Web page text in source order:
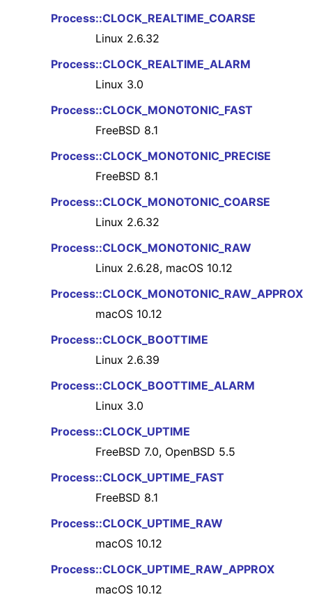
Process::CLOCK_REALTIME_COARSE
Linux 2.6.32
Process::CLOCK_REALTIME_ALARM
Linux 3.0
Process::CLOCK_MONOTONIC_FAST
FreeBSD 8.1
Process::CLOCK_MONOTONIC_PRECISE
FreeBSD 8.1
Process::CLOCK_MONOTONIC_COARSE
Linux 2.6.32
Process::CLOCK_MONOTONIC_RAW
Linux 2.6.28, macOS 10.12
Process::CLOCK_MONOTONIC_RAW_APPROX
macOS 10.12
Process::CLOCK_BOOTTIME
Linux 2.6.39
Process::CLOCK_BOOTTIME_ALARM
Linux 3.0
Process::CLOCK_UPTIME
FreeBSD 7.0, OpenBSD 5.5
Process::CLOCK_UPTIME_FAST
FreeBSD 8.1
Process::CLOCK_UPTIME_RAW
macOS 10.12
Process::CLOCK_UPTIME_RAW_APPROX
macOS 10.12